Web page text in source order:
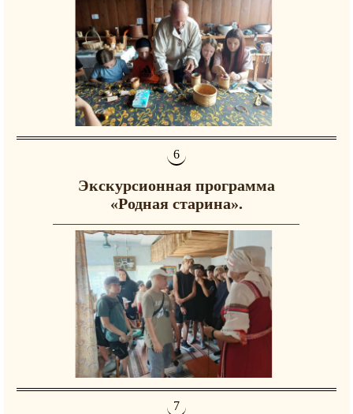
Экскурсионная программа
«Родная старина».